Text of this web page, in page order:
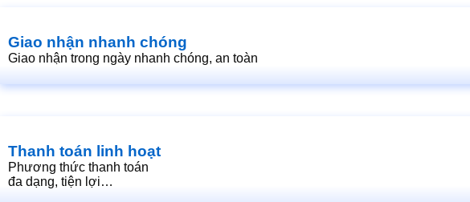
Giao nhận nhanh chóng
Giao nhận trong ngày nhanh chóng, an toàn
Thanh toán linh hoạt
Phương thức thanh toán
đa dạng, tiện lợi…